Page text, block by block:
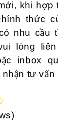
khi hợp
thức
nhu cầu
lòng
inbox
nhận tư vấn